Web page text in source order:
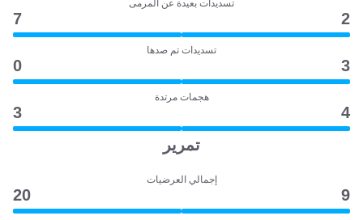
تسديدات بعيدة عن المرمى
2
7
تسديدات تم صدها
3
0
هجمات مرتدة
4
3
تمرير
إجمالي العرضيات
9
20